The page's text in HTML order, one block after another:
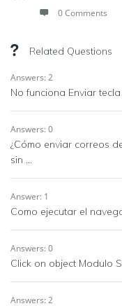
0 Comments
Related Questions
Answers: 2
No funciona Enviar tecla
Answers: 0
¿Cómo enviar correos
sin ...
Answer: 1
Como ejecutar el
Answers: 0
Click on object Modulo
Answers: 2